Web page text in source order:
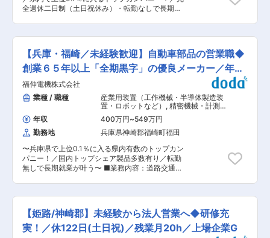
て活躍できる環境を整えております。 （3）行動
係、コミュニケーションを構築し「あるべき姿・
やるべきこと」を実現・実行できる風通しの良い
お任せする業務> ・顧客の新製品開発時の部品提
案 ・同一顧客内で新しい商材の受注獲得 <商材に
ついて> 扱うのは自動車関連部品が中心。三菱電
など、社会に不可欠な製品を支えます。 この仕事
を通じて、日本のものづくりを陰で支える誇りを
感じられます。 ■教育体制 入社後は先輩との同
行営業からスタート。業界未経験でも安心できる
OJTに加え、階層別研修や技能教育、資格取得支
援制度も整備。 溶接やCADなど製造現場の知識
を学べる講習もあり、営業としての専門性を高め
られます。 ■働き方 完全週休二日制（土日祝休
み）、年間休日122日。残業は月30時間程度で、
プライベートとの両立も可能。 転勤はなく、腰を
据えて働けます。 産休・育休の取得実績もあり、
長く働ける環境が整っています。 ■組織構成 配
属先は機器事業部。営業メンバーは30代を中心
きは先輩や上司にすぐ相談できる雰囲気です。 ■
企業の特徴 創業以来赤字なし、グッドデザイン賞
や資格取得支援など福利厚生も充実し、社員を大
切にする文化が根付いています。 変更の範囲：会
社の定める業務
全週休二日制（土日祝休み）・転勤なしで長期就
仕事の流れ＞ 入社後は生産技術部 専用機製作課
に配属されます。生産技術部には他に生産技術課
があり、また、各製造事業部の製造技術課、それ
ぞれの課からラインの自動化の相談が専用機製作
課にされ、その要望にあった機器を設計する流れ
になります。 ※社外向けの機器を担当することも
あります。 具体的には既製品のロボットやセンサ
ーを使ってニーズに合うものを作る形になりま
す。 ■部署構成：生産技術部には１２名が在籍し
ています。経験・スキル豊富なベテラン社員も多
く在籍しており、様々なスキルやノウハウを引き
継げる環境です！ ■働き方 ・自社設備の設計業
務のため、出張は基本的にございません。 ■同社
の強み： ・さまざまなユーザーのニーズに応え続
けている同社の総合力は、幅広い産業界で認めら
れ、各方面から高い評価を獲得しています。製品
め、自社製品の開発にもいかんなく発揮していま
す。市場で評価されたオリジナル製品の数々もま
た、同社の総合力の証です。 ・顧客の「もっとこ
【兵庫・福崎／未経験歓迎】自動車部品の営業職◆
創業６５年以上「全期黒字」の優良メーカー／年休
123日
福伸電機株式会社
業種 / 職種
産業用装置（工作機械・半導体製造装
置・ロボットなど） , 精密機械・計測機
器・分析機器・光学製品営業（国内）
自動車・建機・自動車部品営業（国
内）
年収 400万円~549万円
勤務地
兵庫県神崎郡福崎町福田
〜兵庫県で上位0.1％に入る県内有数のトップカン
パニー！／国内トップシェア製品多数有り／転勤
無しで長期就業が叶う〜 ■業務内容：道路交通シ
て、自動車要部品（電装品）の営業をご対応頂き
ます。 ■業務の特徴： （1）営業先：大手総合電
機メーカーがメインとなります。 （2）入社後の
流れ：ご経験によりますが、未経験の方はまず上
席の方と同行で営業周っていただきながら、じっ
【姫路/神崎郡】未経験から法人営業へ◆研修充
実！／休122日(土日祝)／残業月20h／上場企業G